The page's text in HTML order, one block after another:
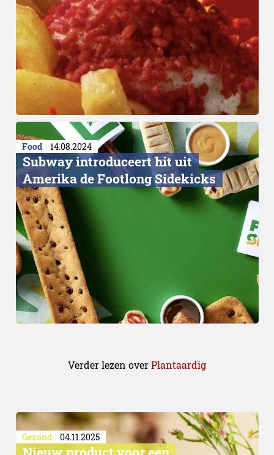
Food 14.08.2024
Subway introduceert hit uit
Amerika de Footlong Sidekicks
Verder lezen overPlantaardig
Gezond 04.11.2025